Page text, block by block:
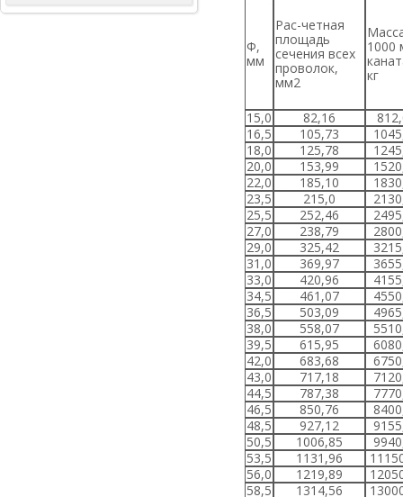
Ф,
мм
Рас-четная
площадь
сечения всех
проволок,
мм2
Масса
1000
кг
15,0 82,16
16,5
105,73
18,0
125,78
20,0
153,99
22,0
185,10
23,5
215,0
25,5
252,46
27,0
238,79
29,0
325,42
31,0
369,97
33,0
420,96
34,5
461,07
36,5
503,09
38,0
558,07
39,5
615,95
42,0
683,68
43,0
717,18
44,5
787,38
46,5
850,76
48,5
927,12
50,5
1006,85
53,5
1131,96
56,0
1219,89
58,5
1314,56